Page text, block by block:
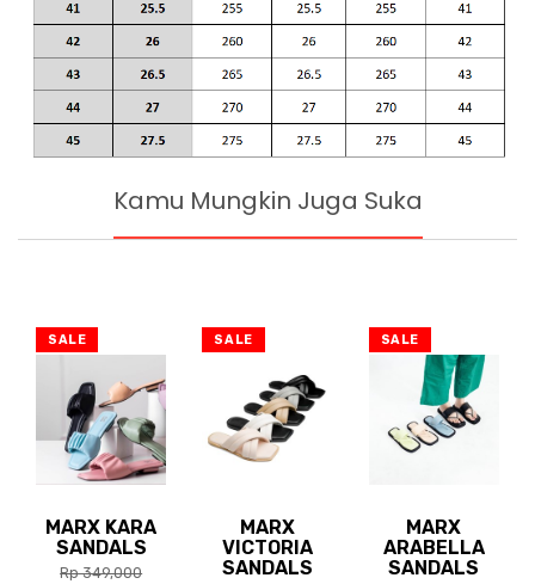
Kamu Mungkin Juga Suka
SALE
MARX KARA
SANDALS
Rp 349,000
SALE
MARX
VICTORIA
SANDALS
SALE
MARX
ARABELLA
SANDALS